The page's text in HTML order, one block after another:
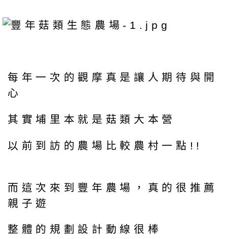
每年一次的觀摩真是讓人期待與開
心
其實埔里本就是菇類大本營
以前到訪的農場比較農村一點!!
而這次來到豐年農場，真的很推薦
親子遊
整體的規劃設計動線很棒